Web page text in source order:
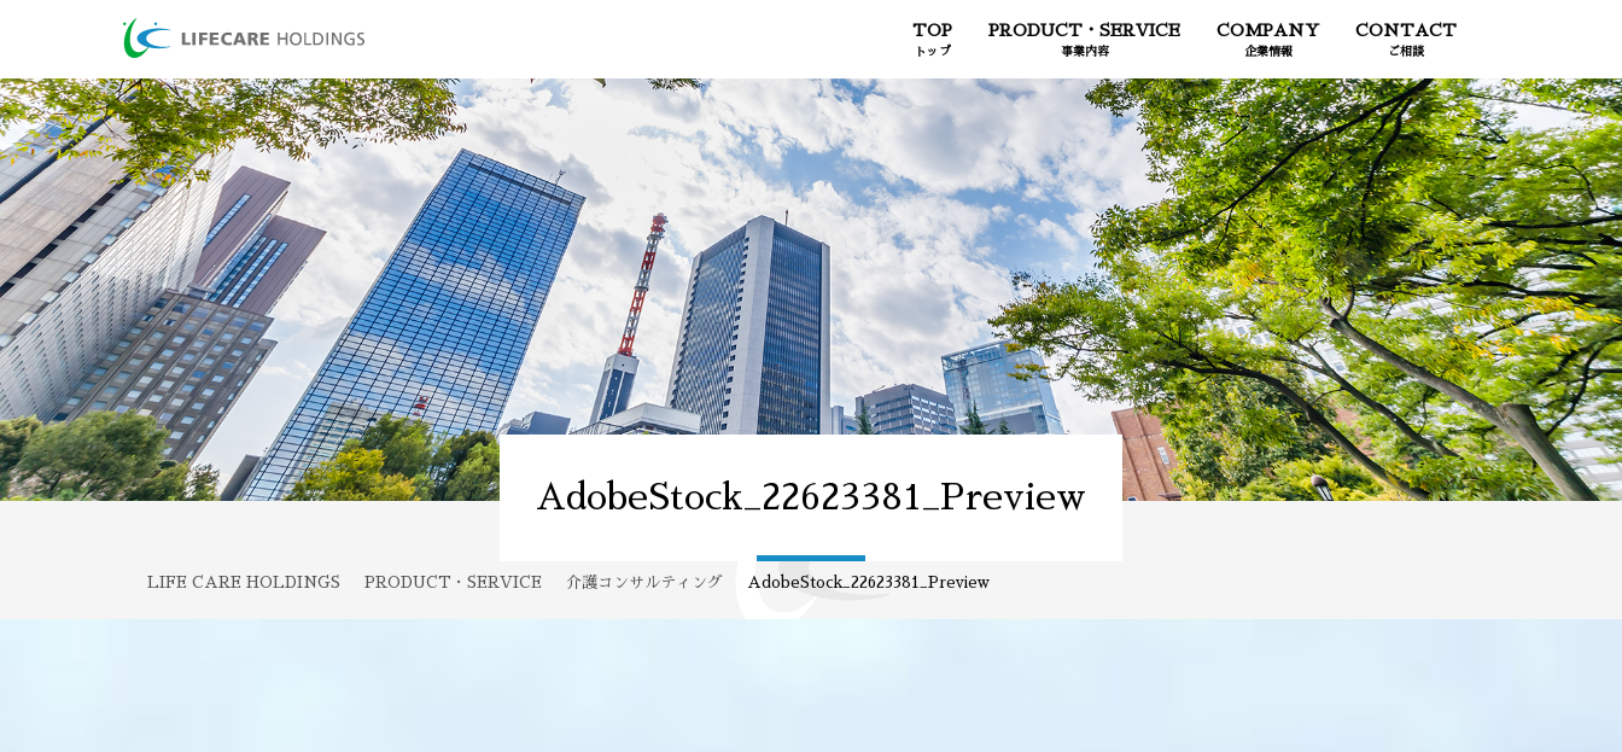
TOP
トップ
PRODUCT・SERVICE
事業内容
COMPANY
企業情報
CONTACT
ご相談
AdobeStock_22623381_Preview
LIFE CARE HOLDINGS PRODUCT・SERVICE 介護コンサルティング AdobeStock_22623381_Preview